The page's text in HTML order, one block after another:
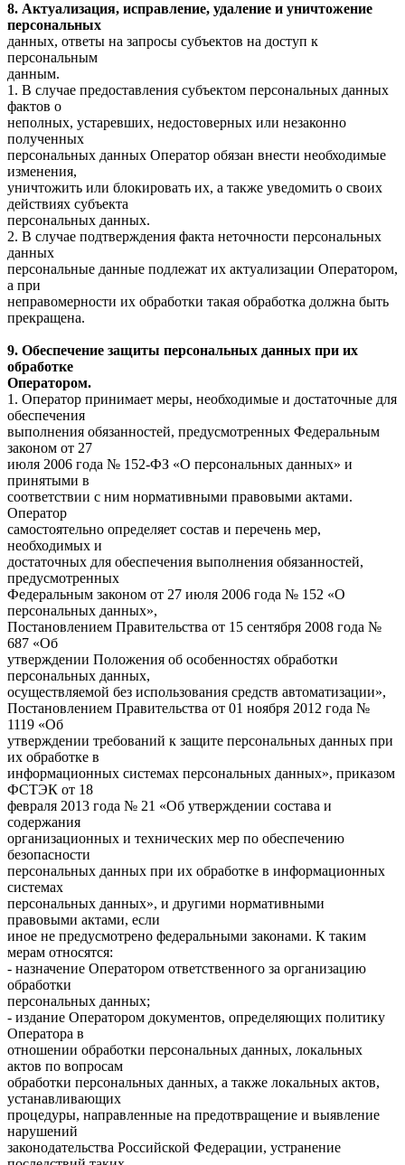
8. Актуализация, исправление, удаление и уничтожение
персональных
данных, ответы на запросы субъектов на доступ к
персональным
данным.
1. В случае предоставления субъектом персональных данных
фактов о
неполных, устаревших, недостоверных или незаконно
полученных
персональных данных Оператор обязан внести необходимые
изменения,
уничтожить или блокировать их, а также уведомить о своих
действиях субъекта
персональных данных.
2. В случае подтверждения факта неточности персональных
данных
персональные данные подлежат их актуализации Оператором,
а при
неправомерности их обработки такая обработка должна быть
прекращена.
9. Обеспечение защиты персональных данных при их
обработке
Оператором.
1. Оператор принимает меры, необходимые и достаточные для
обеспечения
выполнения обязанностей, предусмотренных Федеральным
законом от 27
июля 2006 года № 152-ФЗ «О персональных данных» и
принятыми в
соответствии с ним нормативными правовыми актами.
Оператор
самостоятельно определяет состав и перечень мер,
необходимых и
достаточных для обеспечения выполнения обязанностей,
предусмотренных
Федеральным законом от 27 июля 2006 года № 152 «О
персональных данных»,
Постановлением Правительства от 15 сентября 2008 года №
687 «Об
утверждении Положения об особенностях обработки
персональных данных,
осуществляемой без использования средств автоматизации»,
Постановлением Правительства от 01 ноября 2012 года №
1119 «Об
утверждении требований к защите персональных данных при
их обработке в
информационных системах персональных данных», приказом
ФСТЭК от 18
февраля 2013 года № 21 «Об утверждении состава и
содержания
организационных и технических мер по обеспечению
безопасности
персональных данных при их обработке в информационных
системах
персональных данных», и другими нормативными
правовыми актами, если
иное не предусмотрено федеральными законами. К таким
мерам относятся:
- назначение Оператором ответственного за организацию
обработки
персональных данных;
- издание Оператором документов, определяющих политику
Оператора в
отношении обработки персональных данных, локальных
актов по вопросам
обработки персональных данных, а также локальных актов,
устанавливающих
процедуры, направленные на предотвращение и выявление
нарушений
законодательства Российской Федерации, устранение